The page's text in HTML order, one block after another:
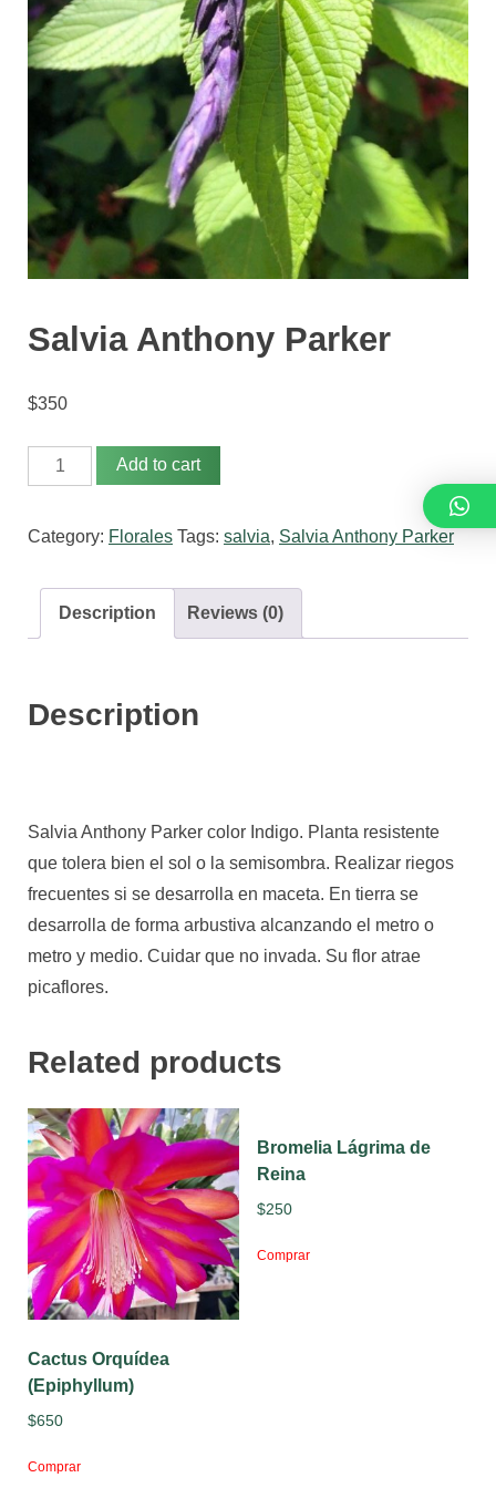
n
i
c
Salvia Anthony Parker
$350
Salvia
Anthony
Add to cart
Category: Florales Tags: salvia, Salvia Anthony Parker
Description Reviews (0)
Description
Salvia Anthony Parker color Indigo. Planta resistente
que tolera bien el sol o la semisombra. Realizar riegos
frecuentes si se desarrolla en maceta. En tierra se
desarrolla de forma arbustiva alcanzando el metro o
metro y medio. Cuidar que no invada. Su flor atrae
picaflores.
Related products
Cactus Orquídea
(Epiphyllum)
$650
Comprar
Bromelia Lágrima de
Reina
$250
Comprar